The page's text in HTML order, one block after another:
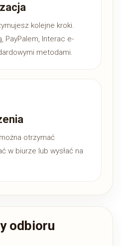
kolejne kroki.
PayPalem, Interac e-
metodami.
otrzymać
w biurze lub wysłać na
odbioru